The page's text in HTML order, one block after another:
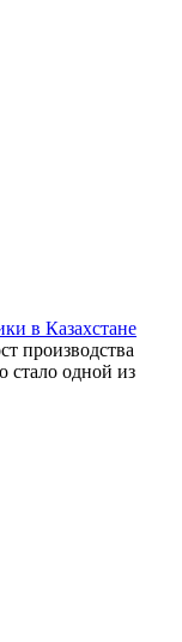
в Казахстане
производства
стало одной из